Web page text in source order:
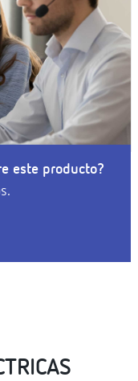
este producto?